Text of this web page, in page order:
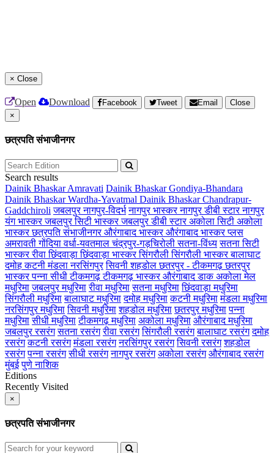
× Close
Open Download Facebook Tweet Email
Close
×
छत्रपति संभाजीनगर
Search results
Dainik Bhaskar Amravati Dainik Bhaskar Gondiya-Bhandara
Dainik Bhaskar Wardha-Yavatmal Dainik Bhaskar Chandrapur-
Gaddchiroli जबलपुरनागपुर-विदर्भ नागपुर भास्करनागपुर डीबी स्टारनागपुर
यंग भास्करजबलपुर सिटी भास्करजबलपुर डीबी स्टारअकोला सिटी अकोला
भास्करछत्रपति संभाजीनगरऔरंगाबाद भास्करऔरंगाबाद भास्कर प्लस
अमरावतीगोंदियावर्धा-यवतमालचंद्रपुर-गड़चिरोलीसतना-विंध्य सतना सिटी
भास्कररीवाछिंदवाड़ाछिंदवाड़ा भास्करसिंगरौलीसिंगरौली भास्करबालाघाट
दमोहकटनीमंडलानरसिंगपुर सिवनीशहडोलछतरपुर - टीकमगढ़छतरपुर
भास्करपन्नासीधीटीकमगढ़टीकमगढ़ भास्करऔरंगाबाद डाकअकोला मेल
मधुरिमा जबलपुर मधुरिमा रीवा मधुरिमा सतना मधुरिमा छिंदवाड़ा मधुरिमा
सिंगरौली मधुरिमा बालाघाट मधुरिमा दमोह मधुरिमा कटनी मधुरिमा मंडला मधुरिमा
नरसिंगपुर मधुरिमा सिवनी मधुरिमा शहडोल मधुरिमा छतरपुर मधुरिमा पन्ना
मधुरिमा सीधी मधुरिमा टीकमगढ़ मधुरिमा अकोला मधुरिमा औरंगाबाद मधुरिमा
जबलपुर रसरंग सतना रसरंग रीवा रसरंग सिंगरौली रसरंग बालाघाट रसरंग दमोह
रसरंग कटनी रसरंग मंडला रसरंग नरसिंगपुर रसरंग सिवनी रसरंग शहडोल
रसरंग पन्ना रसरंग सीधी रसरंग नागपुर रसरंग अकोला रसरंग औरंगाबाद रसरंग
मुंबई पुणेनाशिक
Editions
Recently Visited
×
छत्रपति संभाजीनगर